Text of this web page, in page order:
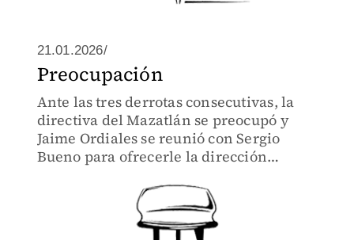
21.01.2026/
Preocupación
Ante las tres derrotas consecutivas, la
directiva del Mazatlán se preocupó y
Jaime Ordiales se reunió con Sergio
Bueno para ofrecerle la dirección